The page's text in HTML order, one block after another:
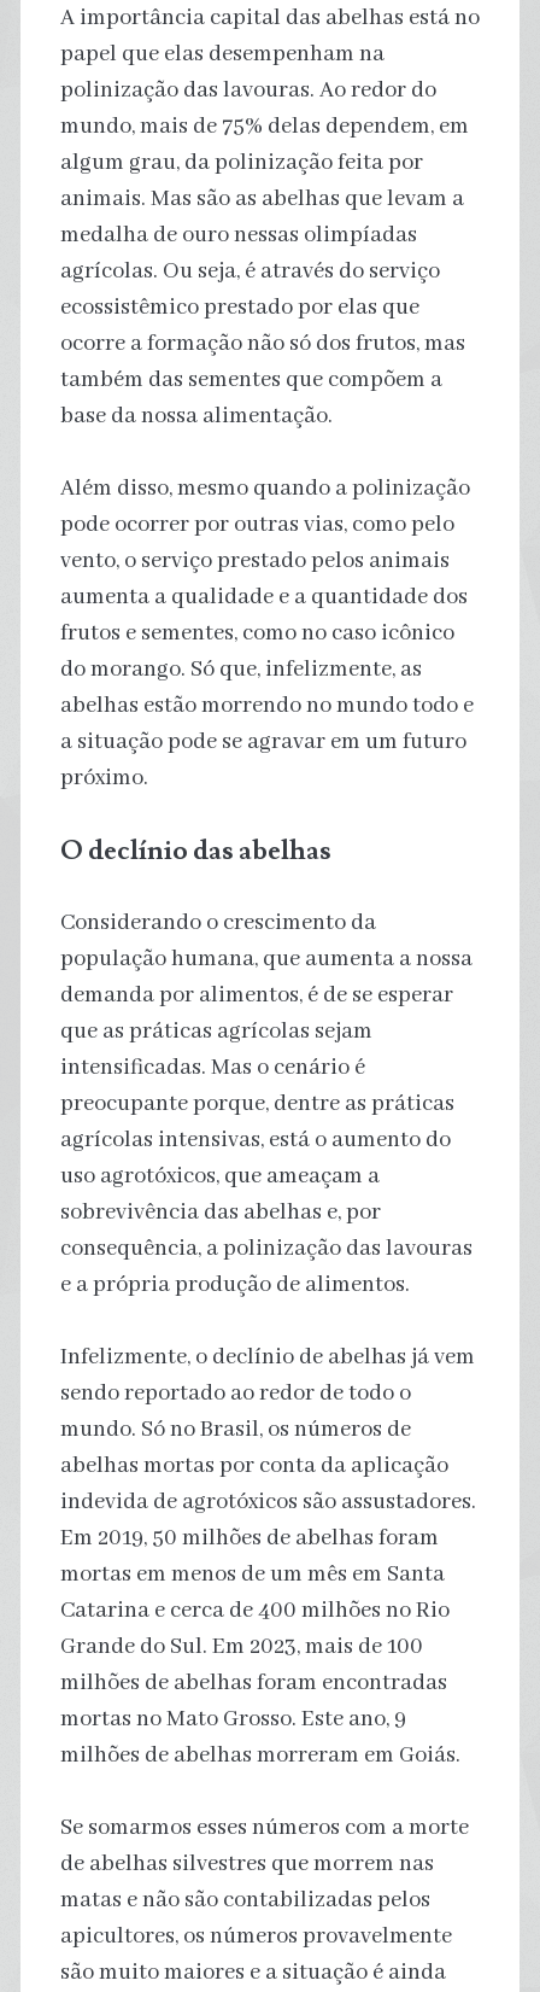
A importância capital das abelhas está no
papel que elas desempenham na
polinização das lavouras. Ao redor do
mundo, mais de 75% delas dependem, em
algum grau, da polinização feita por
animais. Mas são as abelhas que levam a
medalha de ouro nessas olimpíadas
agrícolas. Ou seja, é através do serviço
ecossistêmico prestado por elas que
ocorre a formação não só dos frutos, mas
também das sementes que compõem a
base da nossa alimentação.
Além disso, mesmo quando a polinização
pode ocorrer por outras vias, como pelo
vento, o serviço prestado pelos animais
aumenta a qualidade e a quantidade dos
frutos e sementes, como no caso icônico
do morango. Só que, infelizmente, as
abelhas estão morrendo no mundo todo e
a situação pode se agravar em um futuro
próximo.
O declínio das abelhas
Considerando o crescimento da
população humana, que aumenta a nossa
demanda por alimentos, é de se esperar
que as práticas agrícolas sejam
intensificadas. Mas o cenário é
preocupante porque, dentre as práticas
agrícolas intensivas, está o aumento do
uso agrotóxicos, que ameaçam a
sobrevivência das abelhas e, por
consequência, a polinização das lavouras
e a própria produção de alimentos.
Infelizmente, o declínio de abelhas já vem
sendo reportado ao redor de todo o
mundo. Só no Brasil, os números de
abelhas mortas por conta da aplicação
indevida de agrotóxicos são assustadores.
Em 2019, 50 milhões de abelhas foram
mortas em menos de um mês em Santa
Catarina e cerca de 400 milhões no Rio
Grande do Sul. Em 2023, mais de 100
milhões de abelhas foram encontradas
mortas no Mato Grosso. Este ano, 9
milhões de abelhas morreram em Goiás.
Se somarmos esses números com a morte
de abelhas silvestres que morrem nas
matas e não são contabilizadas pelos
apicultores, os números provavelmente
são muito maiores e a situação é ainda